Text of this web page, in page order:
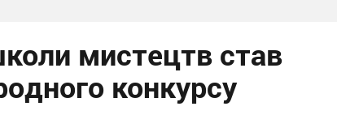
мистецтв став
конкурсу